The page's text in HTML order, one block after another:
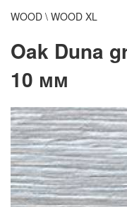
WOOD \ WOOD XL
Oak Duna
10 мм